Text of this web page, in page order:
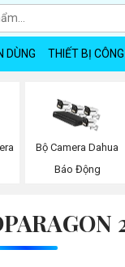
DÙNG THIẾT BỊ
Bộ Camera Dahua
Báo Động